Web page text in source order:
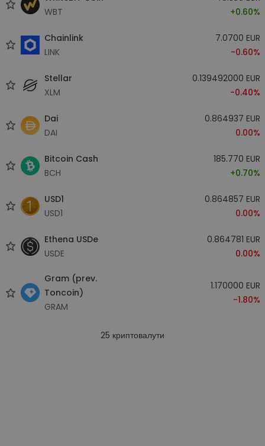
WBT
+0.60%
Chainlink
LINK
7.0700 EUR
-0.60%
Stellar
XLM
0.139492000 EUR
-0.40%
Dai
DAI
0.864937 EUR
0.00%
Bitcoin Cash
BCH
185.770 EUR
+0.70%
USD1
USD1
0.864857 EUR
0.00%
Ethena USDe
USDE
0.864781 EUR
0.00%
Gram (prev.
Toncoin)
GRAM
1.170000 EUR
-1.80%
25 криптовалути